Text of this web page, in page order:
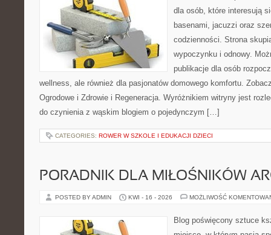
dla osób, które interesują
basenami, jacuzzi oraz
codzienności. Strona
wypoczynku i odnowy.
publikacje dla osób
wellness, ale również dla pasjonatów domowego komfortu.
Ogrodowe i Zdrowie i Regeneracja. Wyróżnikiem witryny jest
do czynienia z wąskim blogiem o pojedynczym […]
CATEGORIES: ROWER W SZKOLE I EDUKACJI DZIECI
PORADNIK DLA MIŁOŚNIKÓW
POSTED BY ADMIN KWI - 16 - 2026 MOŻLIWOŚĆ
Blog poświęcony sztuce